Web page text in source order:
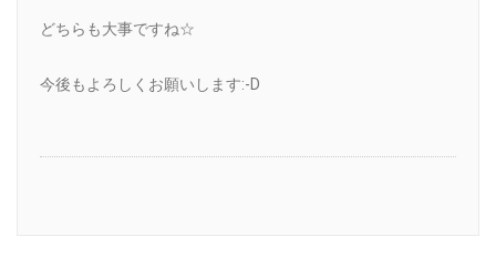
どちらも大事ですね☆
今後もよろしくお願いします:-D